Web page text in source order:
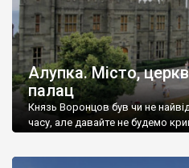
Алупка. Місто,
палац
Князь Воронцов був чи не
часу, але давайте не будемо